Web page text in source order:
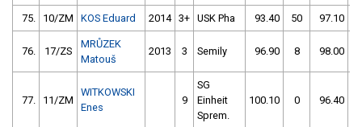
75. 10/ZM KOS Eduard 2014 3+ USK Pha 93.40 50 97.10
76. 17/ZS
MRŮZEK
Matouš
2013 3 Semily 96.90 8 98.00
77. 11/ZM
WITKOWSKI
Enes
9
SG
Einheit
Sprem.
100.10 0 96.40